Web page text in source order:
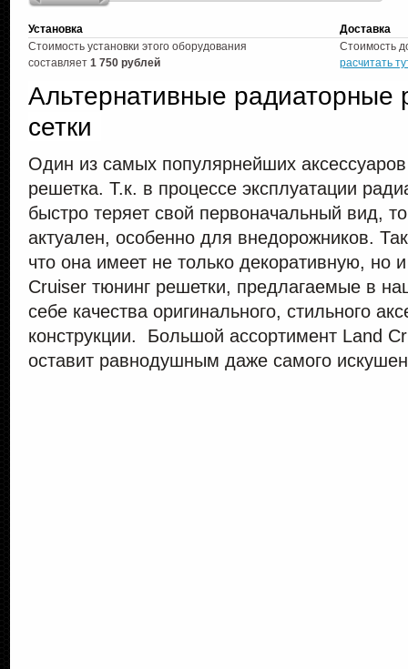
Установка
Доставка
Стоимость установки этого оборудования
составляет 1 750 рублей
Стоимость
расчитать
Альтернативные
сетки
Один из самых популярнейших
решетка. Т.к. в процессе эксплуатации
быстро теряет свой первоначальный вид,
актуален, особенно для внедорожников.
что она имеет не только декоративную,
Cruiser тюнинг решетки, предлагаемые в
себе качества оригинального, стильного
конструкции. Большой ассортимент Land
оставит равнодушным даже самого